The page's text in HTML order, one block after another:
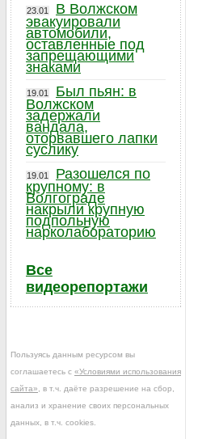
23.01
В Волжском
эвакуировали
автомобили,
оставленные под
запрещающими
знаками
19.01
Был пьян: в
Волжском
задержали
вандала,
оторвавшего лапки
суслику
19.01
Разошелся по
крупному: в
Волгограде
накрыли крупную
подпольную
нарколабораторию
Все
видеорепортажи
Пользуясь данным ресурсом вы
соглашаетесь с «Условиями использования
сайта» , в т.ч. даёте разрешение на сбор,
анализ и хранение своих персональных
данных, в т.ч. cookies.